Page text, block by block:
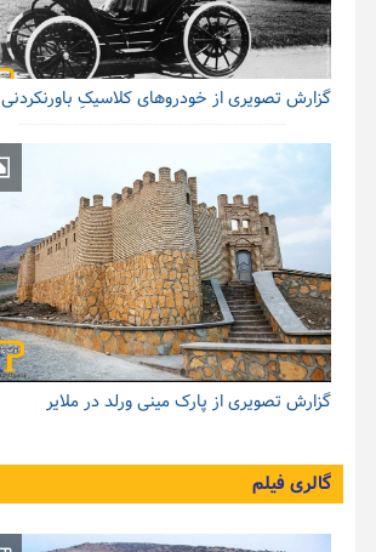
گزارش تصویری از خودروهای کلاسیکِ باورنکردنی
گزارش تصویری از پارک مینی ورلد در ملایر
گالری فیلم